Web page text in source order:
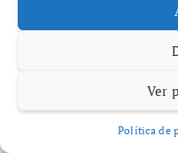
Ver
Política de
r
diciembre 6, 2025
Guía